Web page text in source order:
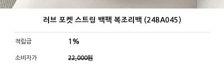
러브 포켓 스트링 백팩 복조리백 (24BA045)
적립금 1%
소비자가 22,000원